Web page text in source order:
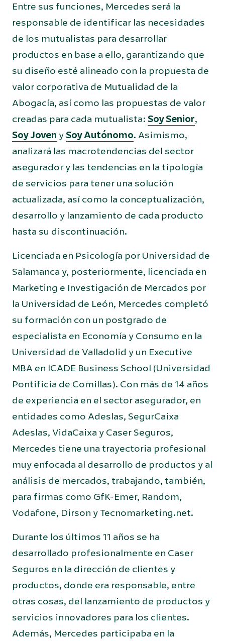
Entre sus funciones, Mercedes será la
responsable de identificar las necesidades
de los mutualistas para desarrollar
productos en base a ello, garantizando que
su diseño esté alineado con la propuesta de
valor corporativa de Mutualidad de la
Abogacía, así como las propuestas de valor
creadas para cada mutualista: Soy Senior,
Soy Joven y Soy Autónomo. Asimismo,
analizará las macrotendencias del sector
asegurador y las tendencias en la tipología
de servicios para tener una solución
actualizada, así como la conceptualización,
desarrollo y lanzamiento de cada producto
hasta su discontinuación.
Licenciada en Psicología por Universidad de
Salamanca y, posteriormente, licenciada en
Marketing e Investigación de Mercados por
la Universidad de León, Mercedes completó
su formación con un postgrado de
especialista en Economía y Consumo en la
Universidad de Valladolid y un Executive
MBA en ICADE Business School (Universidad
Pontificia de Comillas). Con más de 14 años
de experiencia en el sector asegurador, en
entidades como Adeslas, SegurCaixa
Adeslas, VidaCaixa y Caser Seguros,
Mercedes tiene una trayectoria profesional
muy enfocada al desarrollo de productos y al
análisis de mercados, trabajando, también,
para firmas como GfK-Emer, Random,
Vodafone, Dirson y Tecnomarketing.net.
Durante los últimos 11 años se ha
desarrollado profesionalmente en Caser
Seguros en la dirección de clientes y
productos, donde era responsable, entre
otras cosas, del lanzamiento de productos y
servicios innovadores para los clientes.
Además, Mercedes participaba en la